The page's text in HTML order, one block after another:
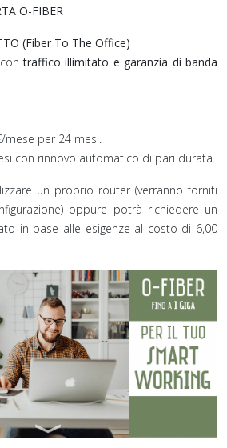
O-FIBER
(Fiber To The Office)
traffico illimitato e garanzia di banda
mese per 24 mesi.
con rinnovo automatico di pari durata.
un proprio router (verranno forniti
oppure potrà richiedere un
in base alle esigenze al costo di 6,00